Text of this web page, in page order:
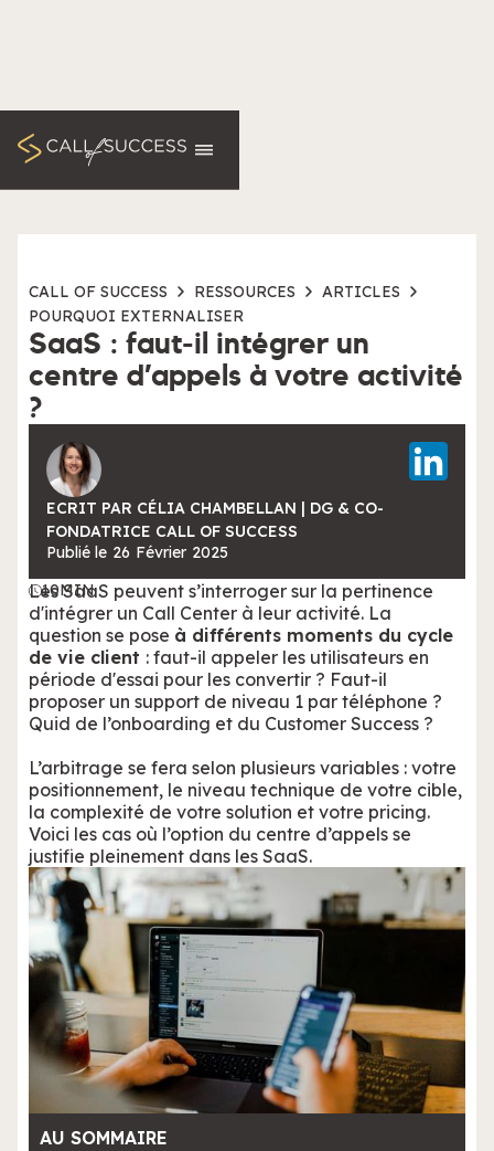
CALL OF SUCCESS RESSOURCES
ARTICLES
POURQUOI EXTERNALISER
SaaS : faut-il intégrer un
centre d’appels à votre activité
?
ECRIT PAR CÉLIA CHAMBELLAN | DG & CO-
FONDATRICE CALL OF SUCCESS
Publié le 26 Février 2025
10MIN
Les SaaS peuvent s’interroger sur la pertinence
d'intégrer un Call Center à leur activité. La
question se pose à différents moments du cycle
de vie client : faut-il appeler les utilisateurs en
période d'essai pour les convertir ? Faut-il
proposer un support de niveau 1 par téléphone ?
Quid de l’onboarding et du Customer Success ?
L’arbitrage se fera selon plusieurs variables : votre
positionnement, le niveau technique de votre cible,
la complexité de votre solution et votre pricing.
Voici les cas où l’option du centre d’appels se
justifie pleinement dans les SaaS.
AU SOMMAIRE